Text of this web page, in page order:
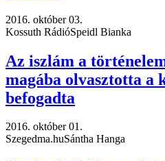
2016. október 03.
Kossuth RádióSpeidl Bianka
Az iszlám a
magába olvasztotta a
befogadta
2016. október 01.
Szegedma.huSántha Hanga